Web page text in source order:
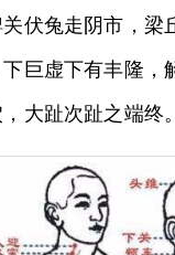
伏兔走阴市，梁
巨虚下有丰隆，
大趾次趾之端终。